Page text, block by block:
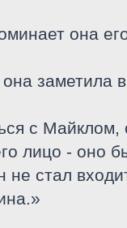
она
заметила
с
лицо - оно
стал